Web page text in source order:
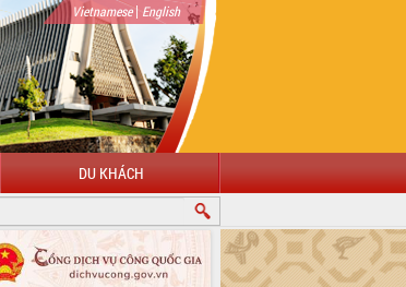
Vietnamese| English
DU KHÁCH